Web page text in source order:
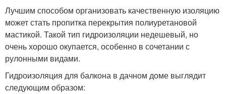
Лучшим способом организовать качественную изоляцию
может стать пропитка перекрытия полиуретановой
мастикой. Такой тип гидроизоляции недешевый, но
очень хорошо окупается, особенно в сочетании с
рулонными видами.
Гидроизоляция для балкона в дачном доме выглядит
следующим образом: